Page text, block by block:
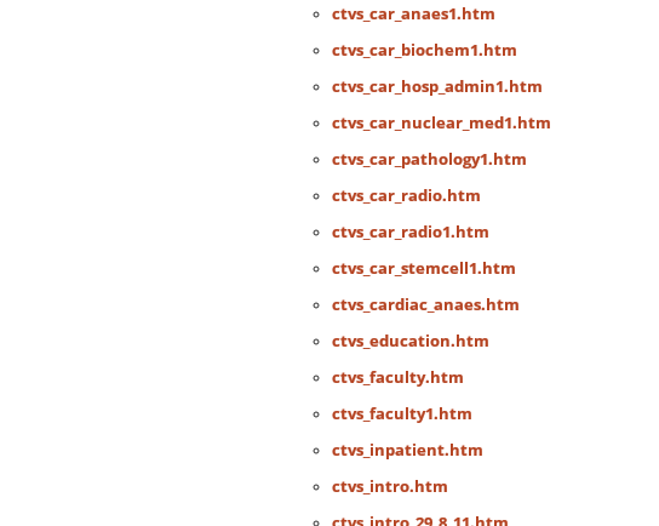
ctvs_car_anaes1.htm
ctvs_car_biochem1.htm
ctvs_car_hosp_admin1.htm
ctvs_car_nuclear_med1.htm
ctvs_car_pathology1.htm
ctvs_car_radio.htm
ctvs_car_radio1.htm
ctvs_car_stemcell1.htm
ctvs_cardiac_anaes.htm
ctvs_education.htm
ctvs_faculty.htm
ctvs_faculty1.htm
ctvs_inpatient.htm
ctvs_intro.htm